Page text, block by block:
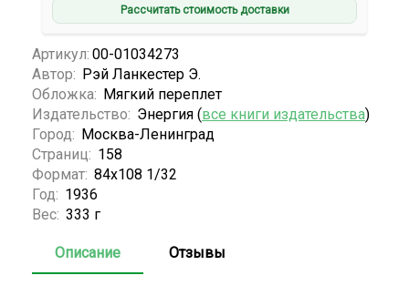
Рассчитать стоимость доставки
Артикул: 00-01034273
Автор: Рэй Ланкестер Э.
Обложка: Мягкий переплет
Издательство: Энергия (все книги издательства)
Город: Москва-Ленинград
Страниц: 158
Формат: 84х108 1/32
Год: 1936
Вес: 333 г
Описание Отзывы